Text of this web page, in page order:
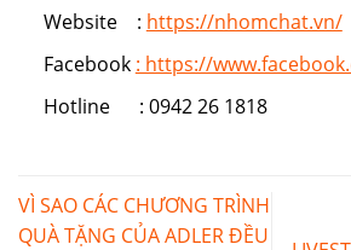
Website : https://nhomchat.vn/
Facebook : https://
Hotline : 0942 26 1818
VÌ SAO CÁC CHƯƠNG TRÌNH
QUÀ TẶNG CỦA ADLER ĐỀU